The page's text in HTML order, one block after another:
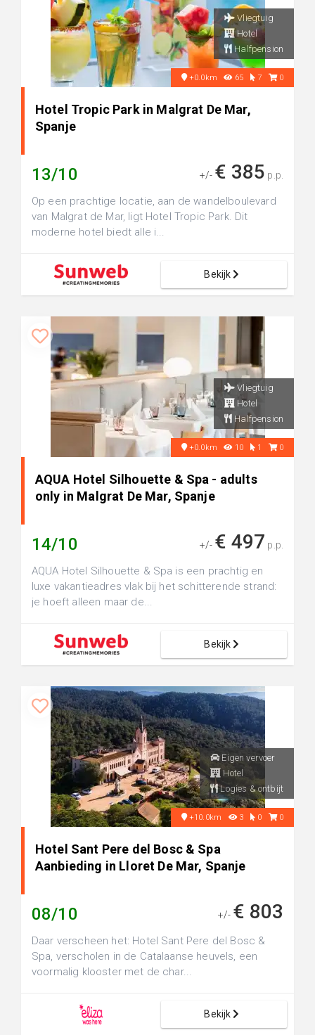
Vliegtuig
Hotel
Halfpension
+0.0km 65 7 0
Hotel Tropic Park in Malgrat De Mar,
Spanje
13/10 +/- € 385 p.p.
Op een prachtige locatie, aan de wandelboulevard
van Malgrat de Mar, ligt Hotel Tropic Park. Dit
moderne hotel biedt alle i...
Bekijk
Vliegtuig
Hotel
Halfpension
+0.0km 10 1 0
AQUA Hotel Silhouette & Spa - adults
only in Malgrat De Mar, Spanje
14/10 +/- € 497 p.p.
AQUA Hotel Silhouette & Spa is een prachtig en
luxe vakantieadres vlak bij het schitterende strand:
je hoeft alleen maar de...
Bekijk
Eigen vervoer
Hotel
Logies & ontbijt
+10.0km 3 0 0
Hotel Sant Pere del Bosc & Spa
Aanbieding in Lloret De Mar, Spanje
08/10 +/- € 803
Daar verscheen het: Hotel Sant Pere del Bosc &
Spa, verscholen in de Catalaanse heuvels, een
voormalig klooster met de char...
Bekijk